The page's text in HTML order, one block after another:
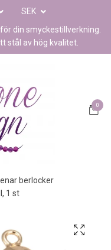
SEK
din smyckestillverkning.
stål av hög kvalitet.
0
berlocker
1 st